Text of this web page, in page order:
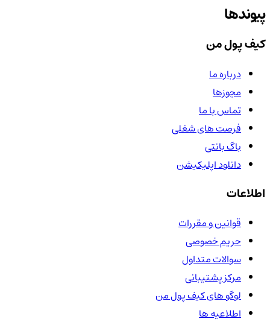
پیوندها
کیف پول من
درباره ما
مجوزها
تماس با ما
فرصت های شغلی
باگ بانتی
دانلود اپلیکیشن
اطلاعات
قوانین و مقررات
حریم خصوصی
سوالات متداول
مرکز پشتیبانی
لوگو های کیف پول من
اطلاعیه ها